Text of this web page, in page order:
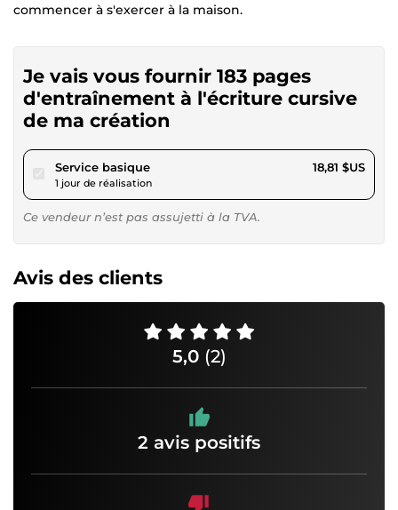
commencer à s'exercer à la maison.
Je vais vous fournir 183 pages
d'entraînement à l'écriture cursive
de ma création
Service basiquepour 17,34 $US
1 jour de réalisation
18,81 $US
Ce vendeur n’est pas assujetti à la TVA.
Avis des clients
5,0 (2)
2 avis positifs